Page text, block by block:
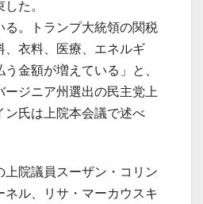
た。
る。トランプ大統領の関税
、衣料、医療、エネルギ
金額が増えている」と、
ージニア州選出の民主党上
ン氏は上院本会議で述べ
上院議員スーザン・コリン
ネル、リサ・マーカウスキ